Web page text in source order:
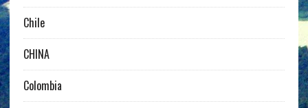
Chile
CHINA
Colombia